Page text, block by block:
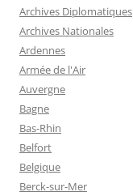
Archives Diplomatiques
Archives Nationales
Ardennes
Armée de l'Air
Auvergne
Bagne
Bas-Rhin
Belfort
Belgique
Berck-sur-Mer